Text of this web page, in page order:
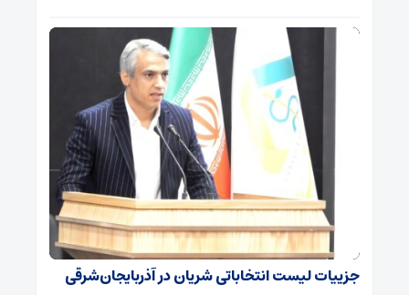
جزییات لیست انتخاباتی شریان در آذربایجان‌شرقی